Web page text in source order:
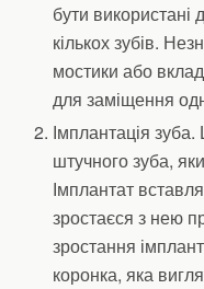
бути
кількох зубів.
мостики або
для заміщення
Імплантація
штучного зуба,
Імплантат
зростаєся з нею
зростання
коронка, яка